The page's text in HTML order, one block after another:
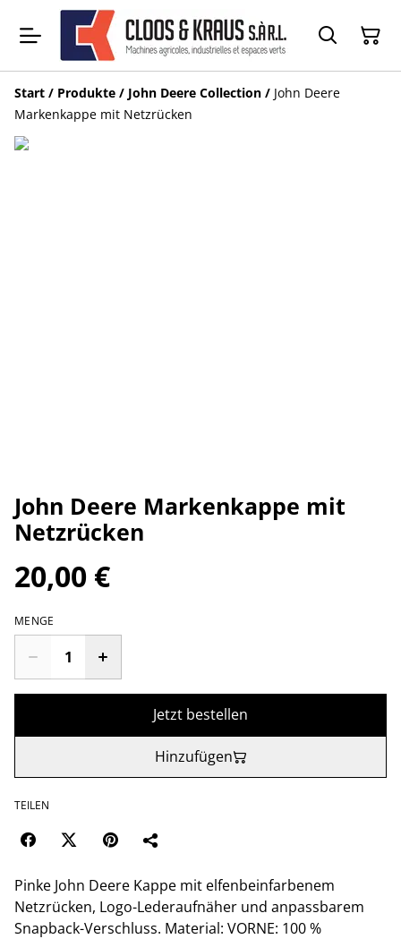
Start / Produkte / John Deere Collection / John Deere
Markenkappe mit Netzrücken
John Deere Markenkappe mit
Netzrücken
20,00 €
MENGE
Jetzt bestellen
Hinzufügen
TEILEN
Pinke John Deere Kappe mit elfenbeinfarbenem
Netzrücken, Logo-Lederaufnäher und anpassbarem
Snapback-Verschluss. Material: VORNE: 100 %